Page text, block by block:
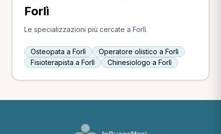
Forlì
Le specializzazioni più cercate a Forlì.
Osteopata a Forlì
Operatore olistico a Forlì
Fisioterapista a Forlì
Chinesiologo a Forlì